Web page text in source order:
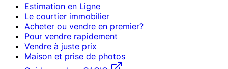
Estimation en Ligne
Le courtier immobilier
Acheter ou vendre en premier?
Pour vendre rapidement
Vendre à juste prix
Maison et prise de photos